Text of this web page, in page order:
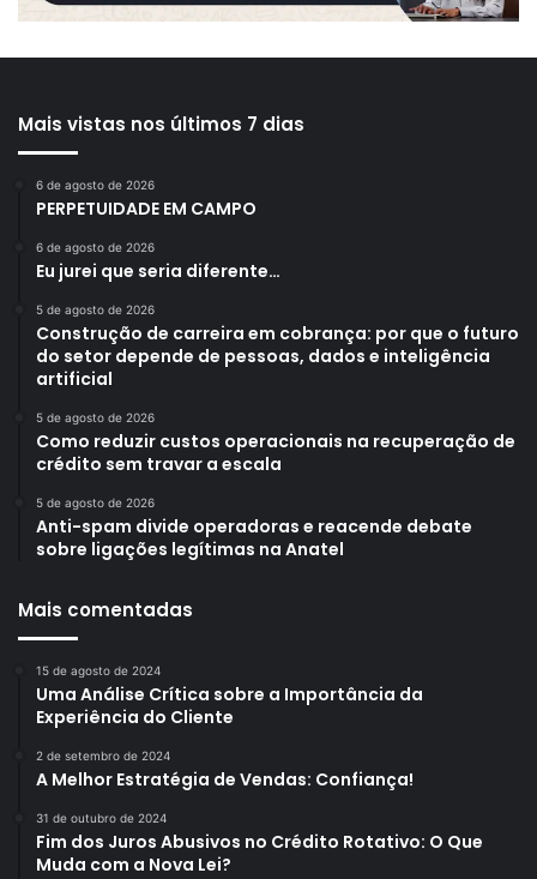
Mais vistas nos últimos 7 dias
6 de agosto de 2026
PERPETUIDADE EM CAMPO
6 de agosto de 2026
Eu jurei que seria diferente…
5 de agosto de 2026
Construção de carreira em cobrança: por que o futuro
do setor depende de pessoas, dados e inteligência
artificial
5 de agosto de 2026
Como reduzir custos operacionais na recuperação de
crédito sem travar a escala
5 de agosto de 2026
Anti-spam divide operadoras e reacende debate
sobre ligações legítimas na Anatel
Mais comentadas
15 de agosto de 2024
Uma Análise Crítica sobre a Importância da
Experiência do Cliente
2 de setembro de 2024
A Melhor Estratégia de Vendas: Confiança!
31 de outubro de 2024
Fim dos Juros Abusivos no Crédito Rotativo: O Que
Muda com a Nova Lei?